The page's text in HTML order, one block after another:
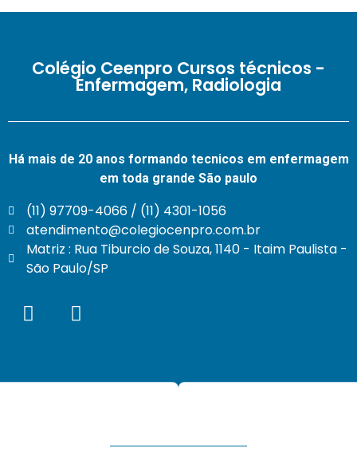
Colégio Ceenpro Cursos técnicos -
Enfermagem, Radiologia
Há mais de 20 anos formando tecnicos em enfermagem
em toda grande São paulo
(11) 97709-4066 / (11) 4301-1056
atendimento@colegiocenpro.com.br
Matriz : Rua Tiburcio de Souza, 1140 - Itaim Paulista -
São Paulo/SP